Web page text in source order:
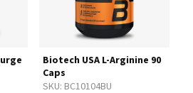
SKU: BC10104BU
Biotech USA L-Arginine 90
Caps